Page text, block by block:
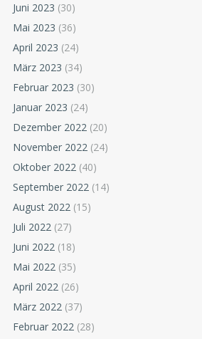
Juni 2023 (30)
Mai 2023 (36)
April 2023 (24)
März 2023 (34)
Februar 2023 (30)
Januar 2023 (24)
Dezember 2022 (20)
November 2022 (24)
Oktober 2022 (40)
September 2022 (14)
August 2022 (15)
Juli 2022 (27)
Juni 2022 (18)
Mai 2022 (35)
April 2022 (26)
März 2022 (37)
Februar 2022 (28)